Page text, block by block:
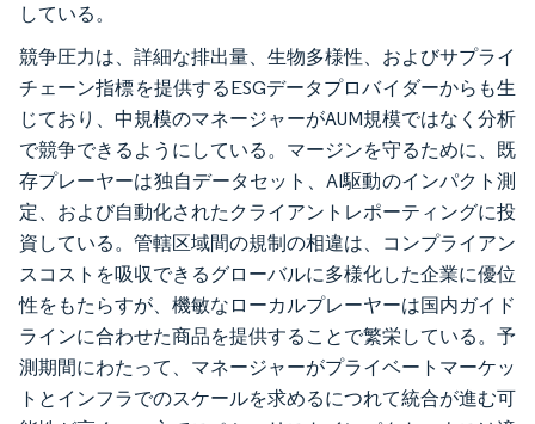
している。
競争圧力は、詳細な排出量、生物多様性、およびサプライ
チェーン指標を提供するESGデータプロバイダーからも生
じており、中規模のマネージャーがAUM規模ではなく分析
で競争できるようにしている。マージンを守るために、既
存プレーヤーは独自データセット、AI駆動のインパクト測
定、および自動化されたクライアントレポーティングに投
資している。管轄区域間の規制の相違は、コンプライアン
スコストを吸収できるグローバルに多様化した企業に優位
性をもたらすが、機敏なローカルプレーヤーは国内ガイド
ラインに合わせた商品を提供することで繁栄している。予
測期間にわたって、マネージャーがプライベートマーケッ
トとインフラでのスケールを求めるにつれて統合が進む可